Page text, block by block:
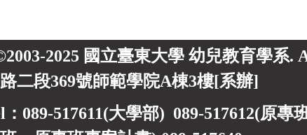
2025 國立臺東大學 幼兒教育學系.
二段369號師範學院A棟3樓[系辦]
：089-517611(大學部) 089-517612(原